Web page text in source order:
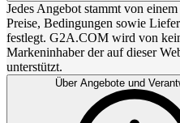
Jedes Angebot stammt von
Preise, Bedingungen sowie
festlegt. G2A.COM wird von
Markeninhaber der auf dieser
unterstützt.
Über Angebote und